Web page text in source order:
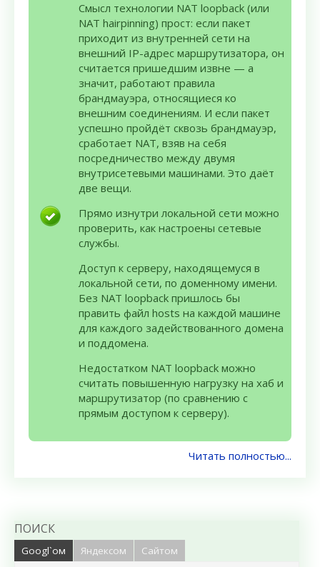
Смысл технологии NAT loopback (или
NAT hairpinning) прост: если пакет
приходит из внутренней сети на
внешний IP-адрес маршрутизатора, он
считается пришедшим извне — а
значит, работают правила
брандмауэра, относящиеся ко
внешним соединениям. И если пакет
успешно пройдёт сквозь брандмауэр,
сработает NAT, взяв на себя
посредничество между двумя
внутрисетевыми машинами. Это даёт
две вещи.
Прямо изнутри локальной сети можно
проверить, как настроены сетевые
службы.
Доступ к серверу, находящемуся в
локальной сети, по доменному имени.
Без NAT loopback пришлось бы
править файл hosts на каждой машине
для каждого задействованного домена
и поддомена.
Недостатком NAT loopback можно
считать повышенную нагрузку на хаб и
маршрутизатор (по сравнению с
прямым доступом к серверу).
Читать полностью...
ПОИСК
Googl`ом Яндексом Сайтом